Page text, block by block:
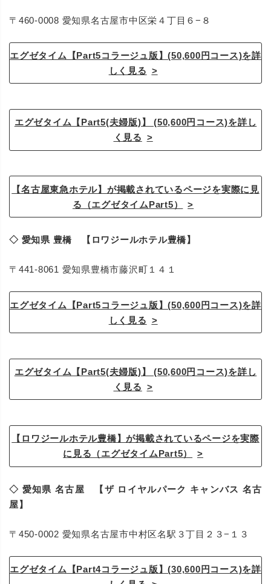
〒460-0008 愛知県名古屋市中区栄４丁目６−８
エグゼタイム【Part5コラージュ版】(50,600円コース)を詳
しく見る
エグゼタイム【Part5(夫婦版)】 (50,600円コース)を詳し
く見る
【名古屋東急ホテル】が掲載されているページを実際に見
る（エグゼタイムPart5）
◇ 愛知県 豊橋 【ロワジールホテル豊橋】
〒441-8061 愛知県豊橋市藤沢町１４１
エグゼタイム【Part5コラージュ版】(50,600円コース)を詳
しく見る
エグゼタイム【Part5(夫婦版)】 (50,600円コース)を詳し
く見る
【ロワジールホテル豊橋】が掲載されているページを実際
に見る（エグゼタイムPart5）
◇ 愛知県 名古屋 【ザ ロイヤルパーク キャンバス 名古
屋】
〒450-0002 愛知県名古屋市中村区名駅３丁目２３−１３
エグゼタイム【Part4コラージュ版】(30,600円コース)を詳